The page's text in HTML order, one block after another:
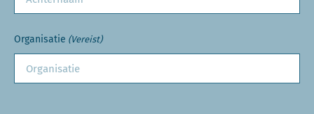
Organisatie (Vereist)